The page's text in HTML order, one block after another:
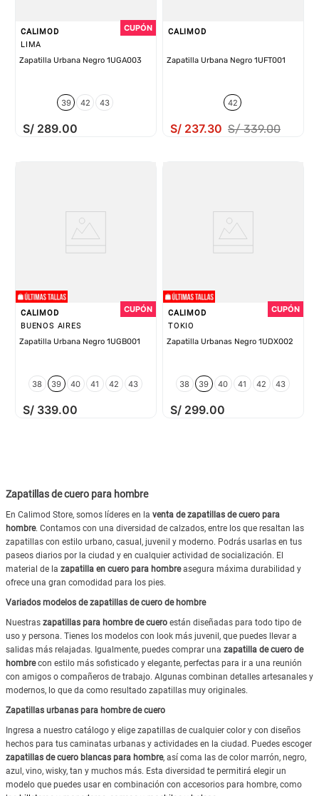
CALIMOD
LIMA
Zapatilla Urbana Negro 1UGA003
39 42 43
S/ 289.00
CALIMOD
Zapatilla Urbana Negro 1UFT001
42
S/ 237.30 S/ 339.00
CALIMOD
BUENOS AIRES
Zapatilla Urbana Negro 1UGB001
38 39 40 41 42 43
S/ 339.00
CALIMOD
TOKIO
Zapatilla Urbanas Negro 1UDX002
38 39 40 41 42 43
S/ 299.00
Zapatillas de cuero para hombre
En Calimod Store, somos líderes en la venta de zapatillas de cuero para
hombre. Contamos con una diversidad de calzados, entre los que resaltan las
zapatillas con estilo urbano, casual, juvenil y moderno. Podrás usarlas en tus
paseos diarios por la ciudad y en cualquier actividad de socialización. El
material de la zapatilla en cuero para hombreasegura máxima durabilidad y
ofrece una gran comodidad para los pies.
Variados modelos de zapatillas de cuero de hombre
Nuestras zapatillas para hombre de cuero están diseñadas para todo tipo de
uso y persona. Tienes los modelos con look más juvenil, que puedes llevar a
salidas más relajadas. Igualmente, puedes comprar una zapatilla de cuero de
hombrecon estilo más sofisticado y elegante, perfectas para ir a una reunión
con amigos o compañeros de trabajo. Algunas combinan detalles artesanales y
modernos, lo que da como resultado zapatillas muy originales.
Zapatillas urbanas para hombre de cuero
Ingresa a nuestro catálogo y elige zapatillas de cualquier color y con diseños
hechos para tus caminatas urbanas y actividades en la ciudad. Puedes escoger
zapatillas de cuero blancas para hombre, así coma las de color marrón, negro,
azul, vino, wisky, tan y muchos más. Esta diversidad te permitirá elegir un
modelo que puedes usar en combinación con accesorios para hombre, como